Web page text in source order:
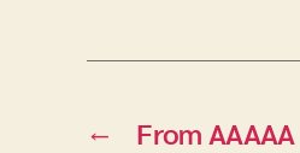
← From AAAAA